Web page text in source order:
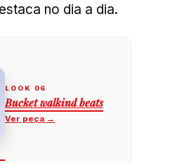
no dia a dia.
Bucket walkind beats